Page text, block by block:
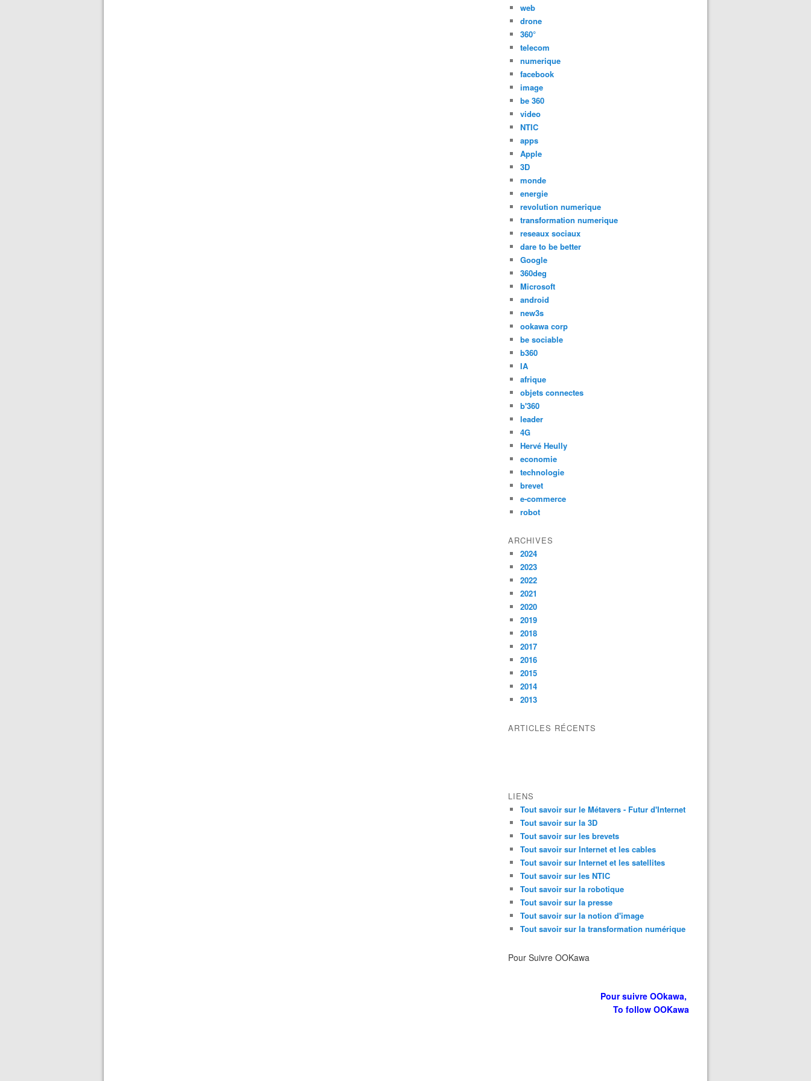
web
drone
360°
telecom
numerique
facebook
image
be 360
video
NTIC
apps
Apple
3D
monde
energie
revolution numerique
transformation numerique
reseaux sociaux
dare to be better
Google
360deg
Microsoft
android
new3s
ookawa corp
be sociable
b360
IA
afrique
objets connectes
b'360
leader
4G
Hervé Heully
economie
technologie
brevet
e-commerce
robot
ARCHIVES
2024
2023
2022
2021
2020
2019
2018
2017
2016
2015
2014
2013
ARTICLES RÉCENTS
LIENS
Tout savoir sur le Métavers - Futur d'Internet
Tout savoir sur la 3D
Tout savoir sur les brevets
Tout savoir sur Internet et les cables
Tout savoir sur Internet et les satellites
Tout savoir sur les NTIC
Tout savoir sur la robotique
Tout savoir sur la presse
Tout savoir sur la notion d'image
Tout savoir sur la transformation numérique
Pour Suivre OOKawa
Pour suivre OOkawa,
To follow OOKawa